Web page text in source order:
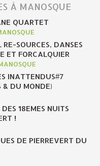
À MANOSQUE
QUARTET
SOURCES, DANSES
FORCALQUIER
INATTENDUS#7
& DU MONDE)
18EMES NUITS
!
DE PIERREVERT DU